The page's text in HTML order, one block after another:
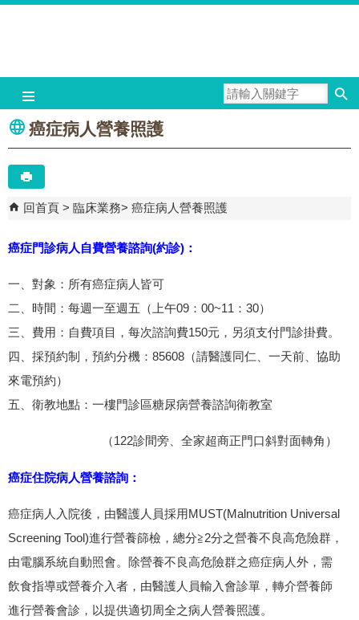
癌症病人營養照護
回首頁 臨床業務 癌症病人營養照護
癌症門診病人自費營養諮詢(約診)：
一、對象：所有癌症病人皆可
二、時間：每週一至週五（上午09：00~11：30）
三、費用：自費項目，每次諮詢費150元，另須支付門診掛費。
四、採預約制，預約分機：85608（請醫護同仁、一天前、協助
來電預約）
五、衛教地點：一樓門診區糖尿病營養諮詢衛教室
（122診間旁、全家超商正門口斜對面轉角）
癌症住院病人營養諮詢：
癌症病人入院後，由醫護人員採用MUST(Malnutrition Universal
Screening Tool)進行營養篩檢，總分≧2分之營養不良高危險群，
由電腦系統自動照會。除營養不良高危險群之癌症病人外，需
飲食指導或營養介入者，由醫護人員輸入會診單，轉介營養師
進行營養會診，以提供適切周全之病人營養照護。